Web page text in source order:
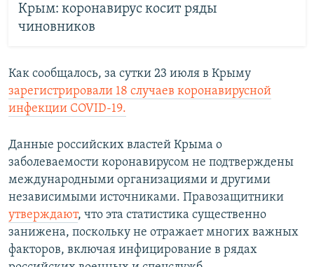
Крым: коронавирус косит ряды
чиновников
Как сообщалось, за сутки 23 июля в Крыму
зарегистрировали 18 случаев коронавирусной
инфекции COVID-19.
Данные российских властей Крыма о
заболеваемости коронавирусом не подтверждены
международными организациями и другими
независимыми источниками. Правозащитники
утверждают, что эта статистика существенно
занижена, поскольку не отражает многих важных
факторов, включая инфицирование в рядах